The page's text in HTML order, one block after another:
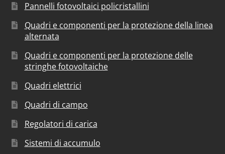
Pannelli fotovoltaici policristallini
Quadri e componenti per la protezione della linea
alternata
Quadri e componenti per la protezione delle
stringhe fotovoltaiche
Quadri elettrici
Quadri di campo
Regolatori di carica
Sistemi di accumulo